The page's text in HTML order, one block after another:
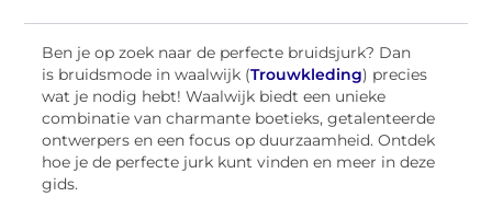
Ben je op zoek naar de perfecte bruidsjurk? Dan
is bruidsmode in waalwijk (Trouwkleding) precies
wat je nodig hebt! Waalwijk biedt een unieke
combinatie van charmante boetieks, getalenteerde
ontwerpers en een focus op duurzaamheid. Ontdek
hoe je de perfecte jurk kunt vinden en meer in deze
gids.